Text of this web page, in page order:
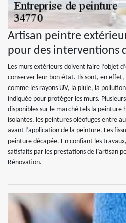
Artisan peintre
pour des interventions
Les murs extérieurs doivent faire l’objet
conserver leur bon état. Ils sont, en effet,
comme les rayons UV, la pluie, la
indiquée pour protéger les murs.
disponibles sur le marché tels la peinture
isolantes, les peintures oléofuges entre
avant l’application de la peinture. Les
peinture décapée. En confiant les
satisfaits par les prestations de l’artisan
Rénovation.